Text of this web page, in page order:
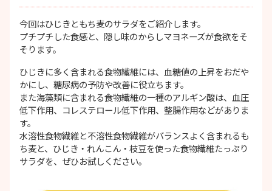
今回はひじきともち麦のサラダをご紹介します。
プチプチした食感と、隠し味のからしマヨネーズが食欲をそ
そります。
ひじきに多く含まれる食物繊維には、血糖値の上昇をおだや
かにし、糖尿病の予防や改善に役立ちます。
また海藻類に含まれる食物繊維の一種のアルギン酸は、血圧
低下作用、コレステロール低下作用、整腸作用などがありま
す。
水溶性食物繊維と不溶性食物繊維がバランスよく含まれるも
ち麦と、ひじき・れんこん・枝豆を使った食物繊維たっぷり
サラダを、ぜひお試しください。